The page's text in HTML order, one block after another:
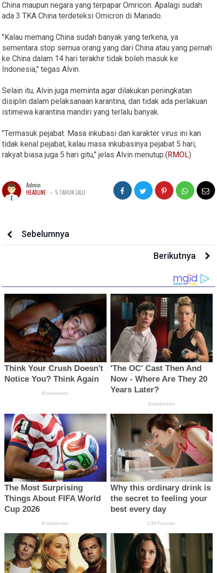
China maupun negara yang terpapar Omricon. Apalagi sudah
ada 3 TKA China terdeteksi Omicron di Manado.
"Kalau memang China sudah banyak yang terkena, ya
sementara stop semua orang yang dari China atau yang pernah
ke China dalam 14 hari terakhir tidak boleh masuk ke
Indonesia," tegas Alvin.
Selain itu, Alvin juga meminta agar dilakukan peningkatan
disiplin dalam pelaksanaan karantina, dan tidak ada perlakuan
istimewa karantina mandiri yang terlalu banyak.
"Termasuk pejabat. Masa inkubasi dan karakter virus ini kan
tidak kenal pejabat, kalau masa inkubasinya pejabat 5 hari,
rakyat biasa juga 5 hari gitu," jelas Alvin menutup.(RMOL)
Admin
HEADLINE - 5 TAHUN LALU
Sebelumnya
Berikutnya